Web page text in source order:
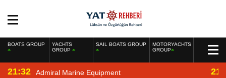
BOATS GROUP
YACHTS
GROUP
SAIL BOATS GROUP
MOTORYACHTS
GROUP
21:32 Admiral Marine Equipment